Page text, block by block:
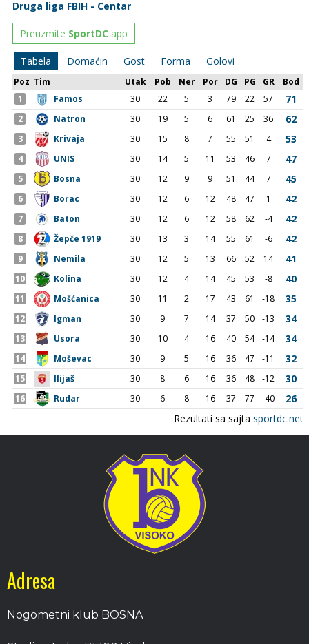
Adresa
Nogometni klub BOSNA